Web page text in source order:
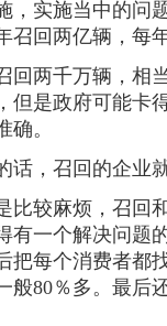
，实施当中的问
召回两亿辆，每
两千万辆，相
但是政府可能卡
确。
话，召回的企业
比较麻烦，召回
有一个解决问题
把每个消费者都
般80％多。最后